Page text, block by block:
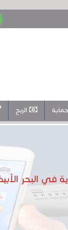
الربح
في البحر